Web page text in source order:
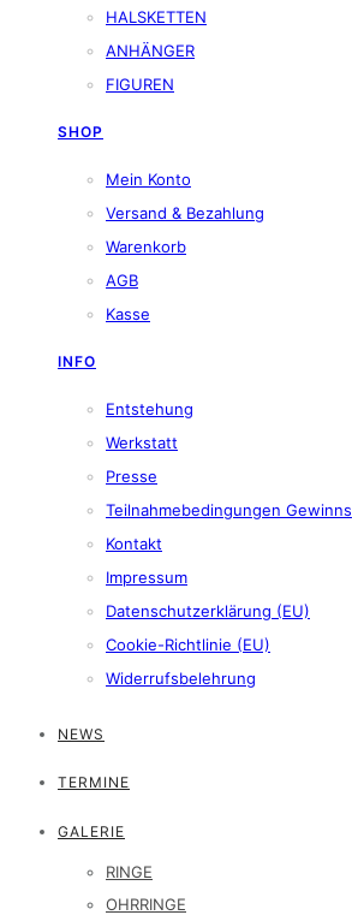
HALSKETTEN
ANHÄNGER
FIGUREN
SHOP
Mein Konto
Versand & Bezahlung
Warenkorb
AGB
Kasse
INFO
Entstehung
Werkstatt
Presse
Teilnahmebedingungen
Kontakt
Impressum
Datenschutzerklärung (EU)
Cookie-Richtlinie (EU)
Widerrufsbelehrung
NEWS
TERMINE
GALERIE
RINGE
OHRRINGE